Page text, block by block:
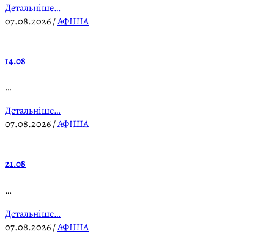
Детальніше…
07.08.2026/АФІША
14.08
…
Детальніше…
07.08.2026/АФІША
21.08
…
Детальніше…
07.08.2026/АФІША